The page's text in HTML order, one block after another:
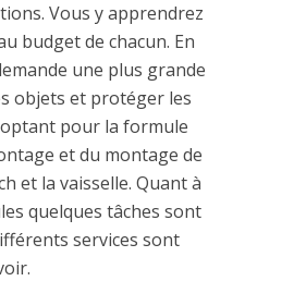
Vous y apprendrez
budget de chacun. En
une plus grande
objets et protéger les
optant pour la formule
et du montage de
et la vaisselle. Quant à
quelques tâches sont
services sont